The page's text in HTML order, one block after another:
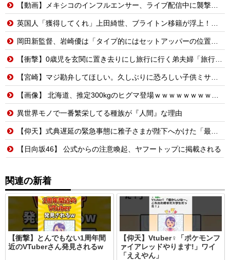
【動画】メキシコのインフルエンサー、ライブ配信中に襲撃されて死亡。
英国人「獲得してくれ」上田綺世、ブライトン移籍が浮上！三笘薫との日本代表ホットライン実現!?現地サポ大興奮！「勘弁してくれ」と危惧される懸念点とは!?【海外の反応】
岡田新監督、岩崎優は「タイプ的にはセットアッパーの位置が一番合うてる」←おーん
【衝撃】0歳児を玄関に置き去りにし旅行に行く弟夫婦「旅行中、1ヶ月世話しろw」18年後に返せと言われ「お前らの子供、捨てたよ?」「は!?」
【宮崎】マジ勘弁してほしい。久しぶりに恐ろしい子供ミサイルを見た。
【画像】 北海道、推定300kgのヒグマ登場ｗｗｗｗｗｗｗｗｗｗｗｗｗｗｗｗｗｗｗｗ
異世界モノで一番繁栄してる種族が『人間』な理由
【仰天】式典遅延の緊急事態に雅子さまが陛下へかけた「最高の一言」とは? 楽曲提供:株式会社FLMusic
【日向坂46】 公式からの注意喚起、ヤフートップに掲載される
関連の新着
【衝撃】とんでもない1周年間
近のVTuberさん発見されるw
【仰天】Vtuber♀「ポケモンフ
ァイアレッドやります!」ワイ
「ええやん」